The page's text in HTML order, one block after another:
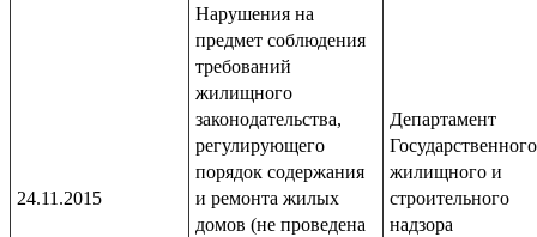
24.11.2015
Нарушения на
предмет соблюдения
требований
жилищного
законодательства,
регулирующего
порядок содержания
и ремонта жилых
домов (не проведена
Департамент
Государственного
жилищного и
строительного
надзора